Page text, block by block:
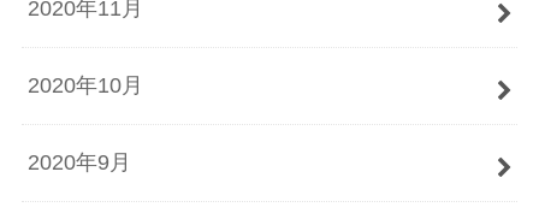
2020年11月
2020年10月
2020年9月